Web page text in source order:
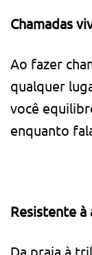
Chamadas
Ao fazer
qualquer
você
enquanto
Resistente à
Da praia à